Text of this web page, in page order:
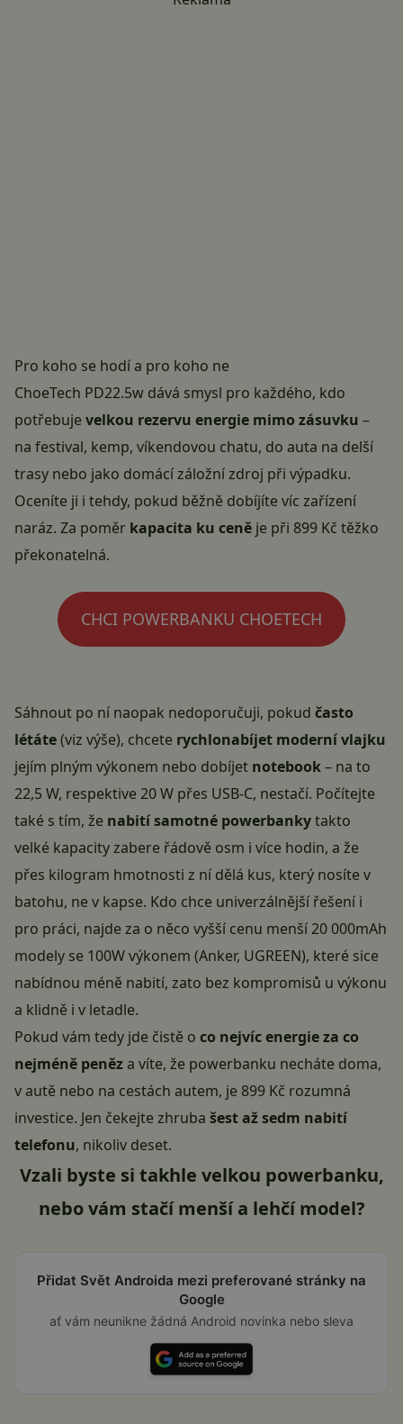
Pro koho se hodí a pro koho ne
ChoeTech PD22.5w dává smysl pro každého, kdo
potřebujevelkou rezervu energie mimo zásuvku –
na festival, kemp, víkendovou chatu, do auta na delší
trasy nebo jako domácí záložní zdroj při výpadku.
Oceníte ji i tehdy, pokud běžně dobíjíte víc zařízení
naráz. Za poměr kapacita ku ceně je při 899 Kč těžko
překonatelná.
CHCI POWERBANKU CHOETECH
Sáhnout po ní naopak nedoporučuji, pokud často
létáte(viz výše), chcete rychlonabíjet moderní vlajku
jejím plným výkonem nebo dobíjet notebook– na to
22,5 W, respektive 20 W přes USB-C, nestačí. Počítejte
také s tím, že nabití samotné powerbankytakto
velké kapacity zabere řádově osm i více hodin, a že
přes kilogram hmotnosti z ní dělá kus, který nosíte v
batohu, ne v kapse. Kdo chce univerzálnější řešení i
pro práci, najde za o něco vyšší cenu menší 20 000mAh
modely se 100W výkonem (Anker, UGREEN), které sice
nabídnou méně nabití, zato bez kompromisů u výkonu
a klidně i v letadle.
Pokud vám tedy jde čistě o co nejvíc energie za co
nejméně peněza víte, že powerbanku necháte doma,
v autě nebo na cestách autem, je 899 Kč rozumná
investice. Jen čekejte zhruba šest až sedm nabití
telefonu, nikoliv deset.
Vzali byste si takhle velkou powerbanku,
nebo vám stačí menší a lehčí model?
Přidat Svět Androida mezi preferované stránky na
Google
ať vám neunikne žádná Android novinka nebo sleva